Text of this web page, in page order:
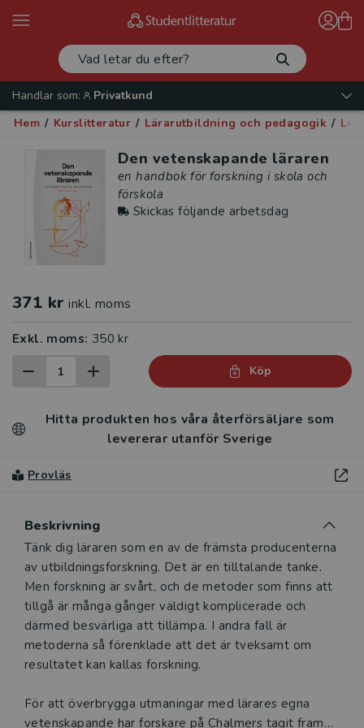
Handlar som:
Privatkund
Hem / Kurslitteratur / Lärarutbildning och pedagogik /
Den vetenskapande läraren
en handbok för forskning i skola och
förskola
Skickas följande arbetsdag
371 kr inkl. moms
Exkl. moms: 350 kr
Köp
Hitta produkten hos våra återförsäljare som
levererar utanför Sverige
Provläs
Beskrivning
Beskrivning
Tänk dig läraren som en av de främsta producenterna
av utbildningsforskning. Det är en tilltalande tanke.
Men forskning är svårt, och de metoder som finns att
tillgå är många gånger väldigt komplicerade och
därmed besvärliga att tillämpa. I andra fall är
metoderna så förenklade att det är tveksamt om
resultatet kan kallas forskning.
För att överbrygga utmaningar med lärares egna
vetenskapande har forskare på Chalmers tagit fram